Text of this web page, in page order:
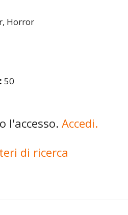
Horror
50
l'accesso. Accedi.
di ricerca